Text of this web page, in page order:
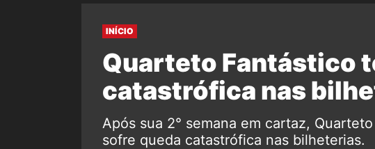
INÍCIO
Quarteto Fantástico
catastrófica nas
Após sua 2° semana em cartaz,
sofre queda catastrófica nas bilheterias.